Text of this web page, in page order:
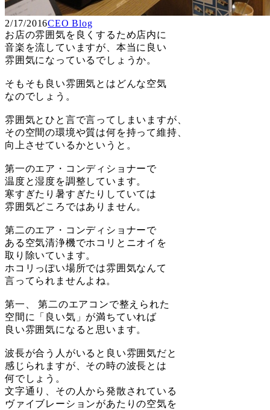
2/17/2016CEO Blog
お店の雰囲気を良くするため店内に
音楽を流していますが、本当に良い
雰囲気になっているでしょうか。
そもそも良い雰囲気とはどんな空気
なのでしょう。
雰囲気とひと言で言ってしまいますが、
その空間の環境や質は何を持って維持、
向上させているかというと。
第一のエア・コンディショナーで
温度と湿度を調整しています。
寒すぎたり暑すぎたりしていては
雰囲気どころではありません。
第二のエア・コンディショナーで
ある空気清浄機でホコリとニオイを
取り除いています。
ホコリっぽい場所では雰囲気なんて
言ってられませんよね。
第一、 第二のエアコンで整えられた
空間に「良い気」が満ちていれば
良い雰囲気になると思います。
波長が合う人がいると良い雰囲気だと
感じられますが、その時の波長とは
何でしょう。
文字通り、その人から発散されている
ヴァイブレーションがあたりの空気を